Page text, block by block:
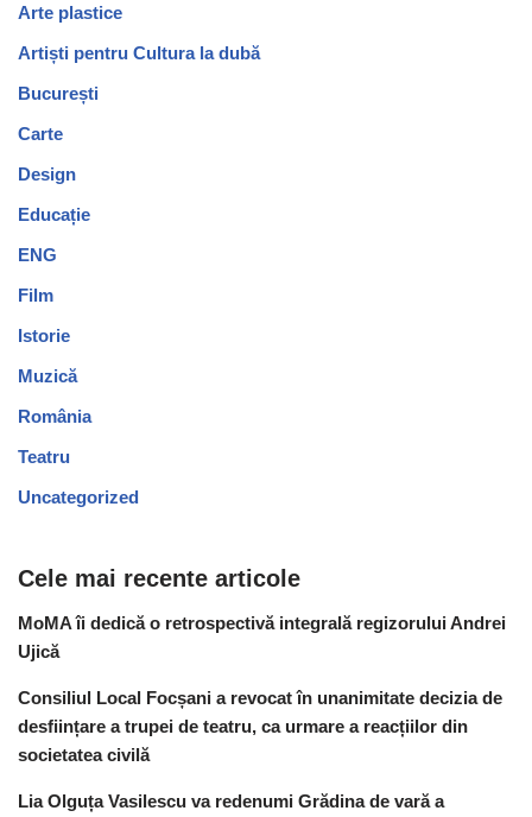
Arte plastice
Artiști pentru Cultura la dubă
București
Carte
Design
Educație
ENG
Film
Istorie
Muzică
România
Teatru
Uncategorized
Cele mai recente articole
MoMA îi dedică o retrospectivă integrală regizorului Andrei
Ujică
Consiliul Local Focșani a revocat în unanimitate decizia de
desființare a trupei de teatru, ca urmare a reacțiilor din
societatea civilă
Lia Olguța Vasilescu va redenumi Grădina de vară a